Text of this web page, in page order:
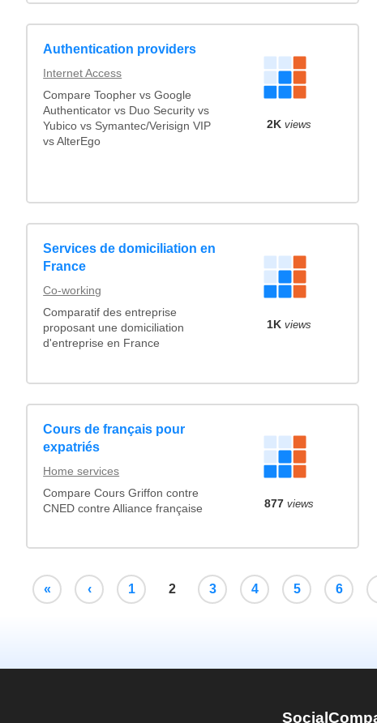
Authentication providers
Internet Access
Compare Toopher vs Google
Authenticator vs Duo Security vs
Yubico vs Symantec/Verisign VIP
vs AlterEgo
2K views
Services de domiciliation en
France
Co-working
Comparatif des entreprise
proposant une domiciliation
d'entreprise en France
1K views
Cours de français pour
expatriés
Home services
Compare Cours Griffon contre
CNED contre Alliance française
877 views
« ‹ 1 2 3 4 5 6